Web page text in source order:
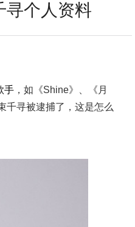
寻个人资料
手 ，如《Shine》、《月
千寻被逮捕了，这是怎么